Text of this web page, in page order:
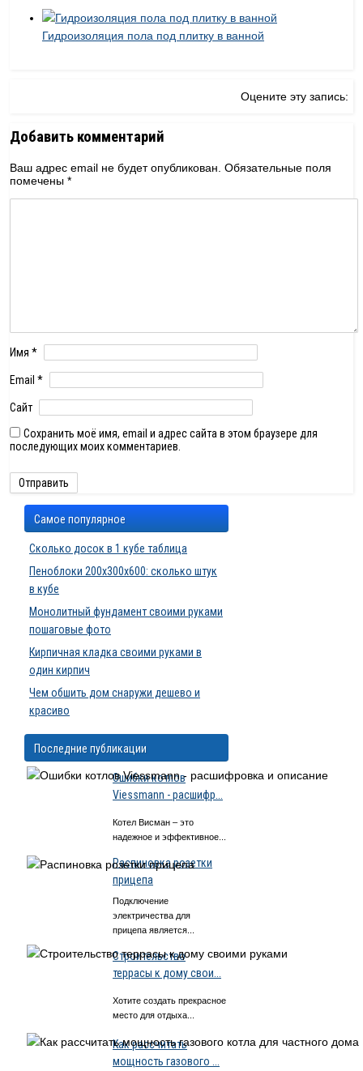
Гидроизоляция пола под плитку в ванной
Оцените эту запись:
Добавить комментарий
Ваш адрес email не будет опубликован. Обязательные поля
помечены *
Имя *
Email *
Сайт
Сохранить моё имя, email и адрес сайта в этом браузере для
последующих моих комментариев.
Самое популярное
Сколько досок в 1 кубе таблица
Пеноблоки 200х300х600: сколько штук
в кубе
Монолитный фундамент своими руками
пошаговые фото
Кирпичная кладка своими руками в
один кирпич
Чем обшить дом снаружи дешево и
красиво
Последние публикации
Ошибки котлов
Viessmann - расшифр...
Котел Висман – это
надежное и эффективное...
Распиновка розетки
прицепа
Подключение
электричества для
прицепа является...
Строительство
террасы к дому свои...
Хотите создать прекрасное
место для отдыха...
Как рассчитать
мощность газового ...